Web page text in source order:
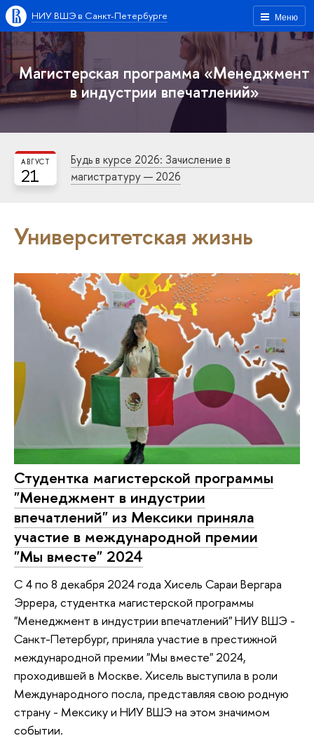
Меню
НИУ ВШЭ в Санкт-Петербурге
Магистерская программа «Менеджмент
в индустрии впечатлений»
21
АВГУСТ
Будь в курсе 2026: Зачисление в
магистратуру — 2026
Университетская жизнь
Студентка магистерской программы
"Менеджмент в индустрии
впечатлений" из Мексики приняла
участие в международной премии
"Мы вместе" 2024
С 4 по 8 декабря 2024 года Хисель Сараи Вергара
Эррера, студентка магистерской программы
"Менеджмент в индустрии впечатлений" НИУ ВШЭ -
Санкт-Петербург, приняла участие в престижной
международной премии "Мы вместе" 2024,
проходившей в Москве. Хисель выступила в роли
Международного посла, представляя свою родную
страну - Мексику и НИУ ВШЭ на этом значимом
событии.